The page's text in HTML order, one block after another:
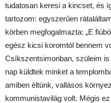
tudatosan keresi a kincset, és
tartozom: egyszerűen
körben megfogalmazta: „E
egész kicsi koromtól bennem
Csíkszentsimonban, szüleim
nap küldtek minket a
amiben éltünk, vallásos
kommunistavilág volt. Mégis